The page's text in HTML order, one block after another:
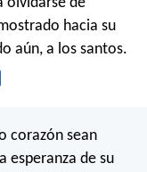
olvidarse de
hacia su
aún, a los santos.
corazón sean
esperanza de su